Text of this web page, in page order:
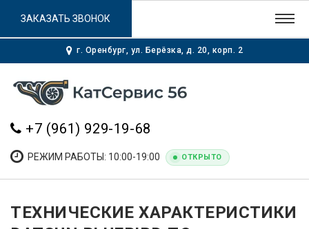
г. Оренбург, ул. Берёзка, д. 20, корп. 2
+7 (961) 929-19-68
РЕЖИМ РАБОТЫ: 10:00-19:00 ОТКРЫТО
ЗАКАЗАТЬ ЗВОНОК
ТЕХНИЧЕСКИЕ ХАРАКТЕРИСТИКИ